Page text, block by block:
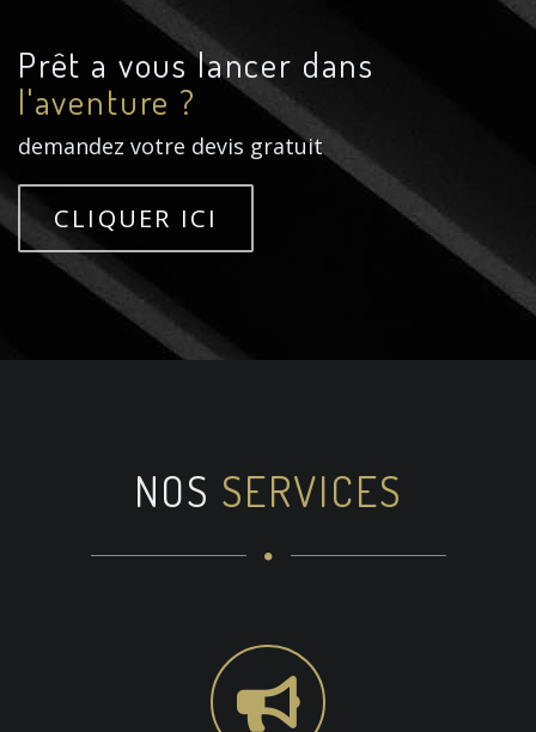
Prêt a vous lancer dans
l'aventure ?
demandez votre devis gratuit
CLIQUER ICI
NOS SERVICES